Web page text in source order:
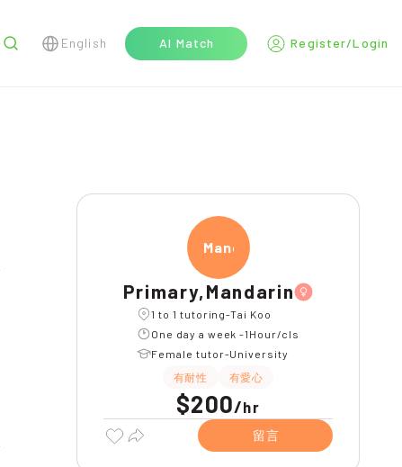
English AI Match Register/Login
Manda
Primary,Mandarin
1 to 1 tutoring-Tai Koo
One day a week -1Hour/cls
Female tutor-University
有耐性
有愛心
$200/hr
留言